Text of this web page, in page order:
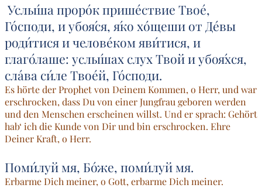
Услы́ша проро́к прише́ствие Твое́,
Го́споди, и убоя́ся, я́ко хо́щеши от Де́вы
роди́тися и челове́ком яви́тися, и
глаго́лаше: услы́шах слух Твой и убоя́хся,
сла́ва си́ле Твое́й, Го́споди.
Es hörte der Prophet von Deinem Kommen, o Herr, und war
erschrocken, dass Du von einer Jungfrau geboren werden
und den Menschen erscheinen willst. Und er sprach: Gehört
hab‘ ich die Kunde von Dir und bin erschrocken. Ehre
Deiner Kraft, o Herr.
Поми́луй мя, Бо́же, поми́луй мя.
Erbarme Dich meiner, o Gott, erbarme Dich meiner.